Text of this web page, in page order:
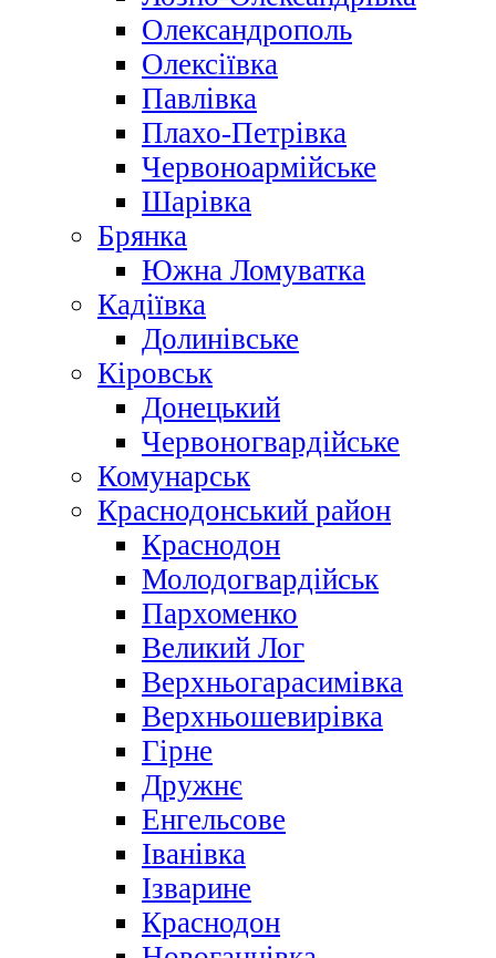
Олександрополь
Олексіївка
Павлівка
Плахо-Петрівка
Червоноармійське
Шарівка
Брянка
Южна Ломуватка
Кадіївка
Долинівське
Кіровськ
Донецький
Червоногвардійське
Комунарськ
Краснодонський район
Краснодон
Молодогвардійськ
Пархоменко
Великий Лог
Верхньогарасимівка
Верхньошевирівка
Гірне
Дружнє
Енгельсове
Іванівка
Ізварине
Краснодон